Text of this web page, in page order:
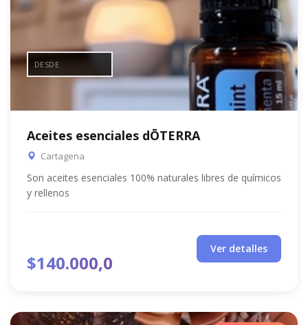
Aceites esenciales dŌTERRA
Cartagena
Son aceites esenciales 100% naturales libres de químicos
y rellenos
DESDE
$140.000,0
Ver detalles